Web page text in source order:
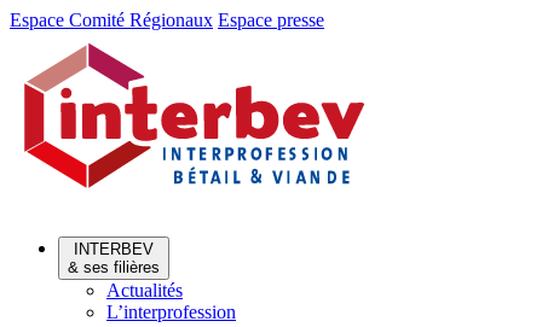
Aller
Aller
contenu
Espace Comité Régionaux Espace presse
INTERBEV
& ses filières
Actualités
L’interprofession